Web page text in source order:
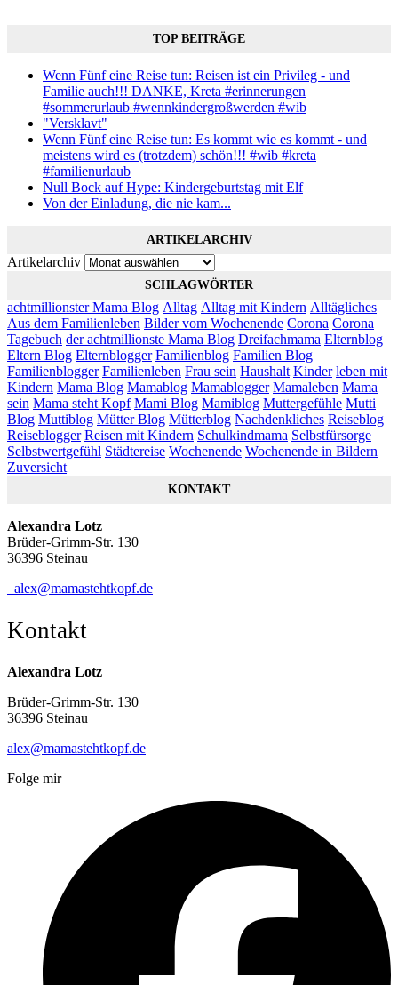
TOP BEITRÄGE
Wenn Fünf eine Reise tun: Reisen ist ein Privileg - und
Familie auch!!! DANKE, Kreta #erinnerungen
#sommerurlaub #wennkindergroßwerden #wib
"Versklavt"
Wenn Fünf eine Reise tun: Es kommt wie es kommt - und
meistens wird es (trotzdem) schön!!! #wib #kreta
#familienurlaub
Null Bock auf Hype: Kindergeburtstag mit Elf
Von der Einladung, die nie kam...
ARTIKELARCHIV
Artikelarchiv
SCHLAGWÖRTER
achtmillionster Mama Blog Alltag Alltag mit Kindern Alltägliches
Aus dem Familienleben Bilder vom Wochenende Corona Corona
Tagebuch der achtmillionste Mama Blog Dreifachmama Elternblog
Eltern Blog Elternblogger Familienblog Familien Blog
Familienblogger Familienleben Frau sein Haushalt Kinder leben mit
Kindern Mama Blog Mamablog Mamablogger Mamaleben Mama
sein Mama steht Kopf Mami Blog Mamiblog Muttergefühle Mutti
Blog Muttiblog Mütter Blog Mütterblog Nachdenkliches Reiseblog
Reiseblogger Reisen mit Kindern Schulkindmama Selbstfürsorge
Selbstwertgefühl Städtereise Wochenende Wochenende in Bildern
Zuversicht
KONTAKT
Alexandra Lotz
Brüder-Grimm-Str. 130
36396 Steinau
alex@mamastehtkopf.de
Kontakt
Alexandra Lotz
Brüder-Grimm-Str. 130
36396 Steinau
alex@mamastehtkopf.de
Folge mir